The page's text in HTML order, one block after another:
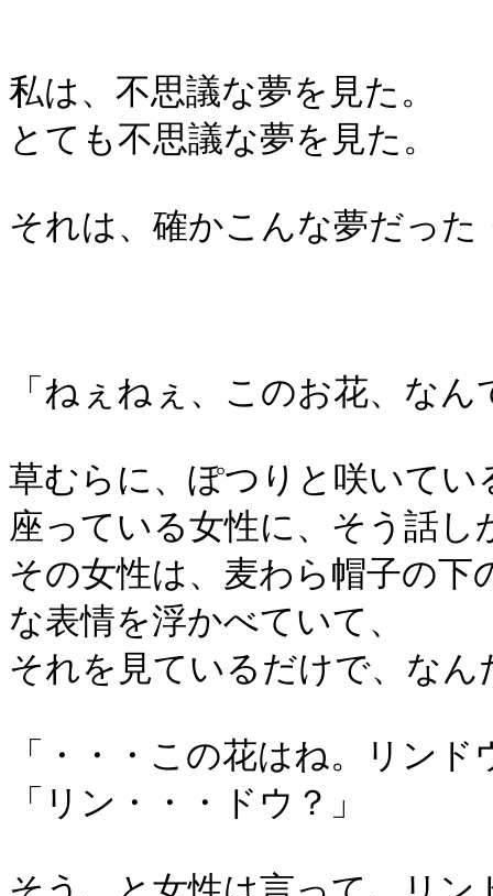
私は、不思議な夢を見た。
とても不思議な夢を見た。
それは、確かこんな夢だった
「ねぇねぇ、このお花、な
草むらに、ぽつりと咲いて
座っている女性に、そう話し
その女性は、麦わら帽子の
な表情を浮かべていて、
それを見ているだけで、な
「・・・この花はね。リン
「リン・・・ドウ？」